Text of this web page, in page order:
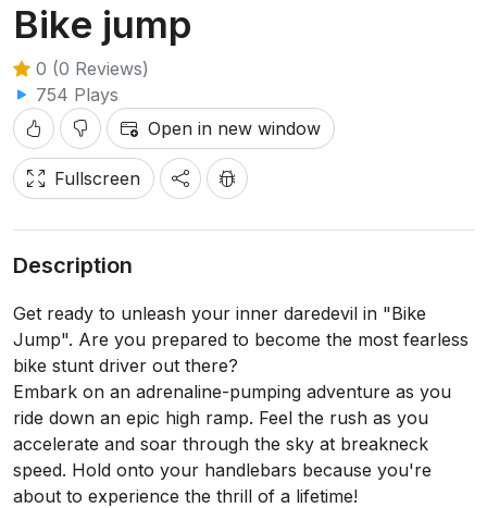
Bike jump
0 (0 Reviews)
754 Plays
Open in new window
Fullscreen
Description
Get ready to unleash your inner daredevil in "Bike
Jump". Are you prepared to become the most fearless
bike stunt driver out there?
Embark on an adrenaline-pumping adventure as you
ride down an epic high ramp. Feel the rush as you
accelerate and soar through the sky at breakneck
speed. Hold onto your handlebars because you're
about to experience the thrill of a lifetime!